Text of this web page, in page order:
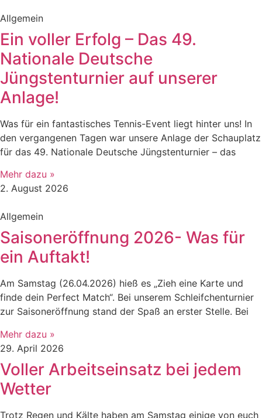
Allgemein
Ein voller Erfolg – Das 49.
Nationale Deutsche
Jüngstenturnier auf unserer
Anlage!
​Was für ein fantastisches Tennis-Event liegt hinter uns! In
den vergangenen Tagen war unsere Anlage der Schauplatz
für das 49. Nationale Deutsche Jüngstenturnier – das
Mehr dazu »
2. August 2026
Allgemein
Saisoneröffnung 2026- Was für
ein Auftakt!
Am Samstag (26.04.2026) hieß es „Zieh eine Karte und
finde dein Perfect Match“. Bei unserem Schleifchenturnier
zur Saisoneröffnung stand der Spaß an erster Stelle. Bei
Mehr dazu »
29. April 2026
Voller Arbeitseinsatz bei jedem
Wetter
Trotz Regen und Kälte haben am Samstag einige von euch